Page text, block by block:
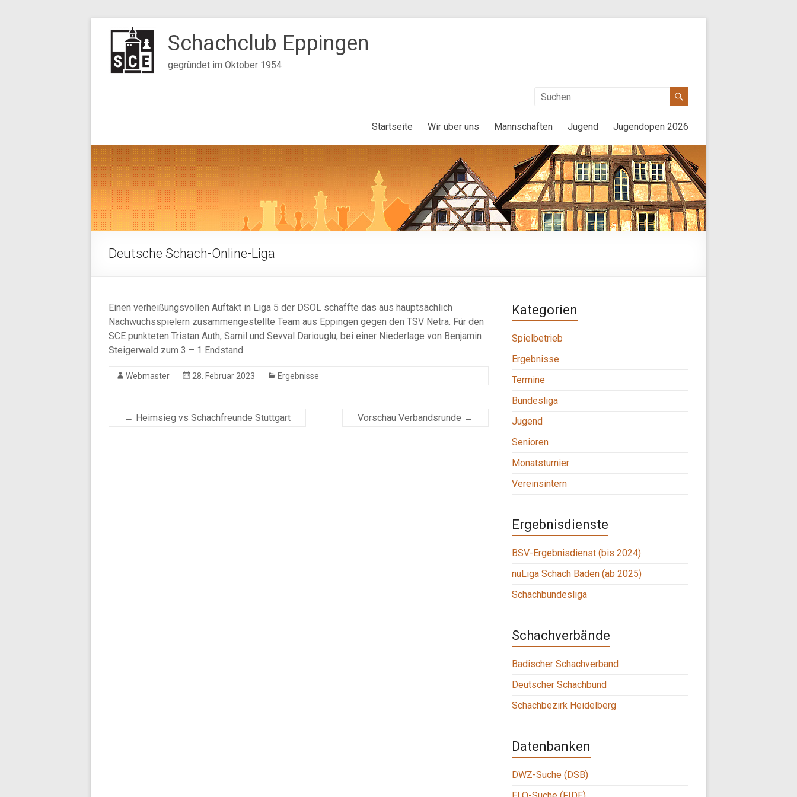
Inhalt
springen
Schachclub Eppingen
gegründet im Oktober 1954
Startseite Wir über uns Mannschaften Jugend Jugendopen 2026
Deutsche Schach-Online-Liga
Einen verheißungsvollen Auftakt in Liga 5 der DSOL schaffte das aus hauptsächlich
Nachwuchsspielern zusammengestellte Team aus Eppingen gegen den TSV Netra. Für den
SCE punkteten Tristan Auth, Samil und Sevval Dariouglu, bei einer Niederlage von Benjamin
Steigerwald zum 3 – 1 Endstand.
Webmaster 28. Februar 2023 Ergebnisse
← Heimsieg vs Schachfreunde Stuttgart Vorschau Verbandsrunde →
Kategorien
Spielbetrieb
Ergebnisse
Termine
Bundesliga
Jugend
Senioren
Monatsturnier
Vereinsintern
Ergebnisdienste
BSV-Ergebnisdienst (bis 2024)
nuLiga Schach Baden (ab 2025)
Schachbundesliga
Schachverbände
Badischer Schachverband
Deutscher Schachbund
Schachbezirk Heidelberg
Datenbanken
DWZ-Suche (DSB)